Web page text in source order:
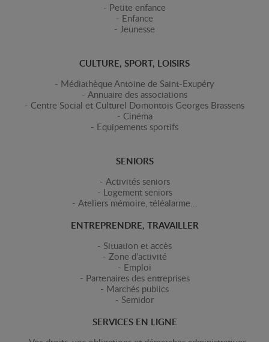
Petite enfance
Enfance
Jeunesse
CULTURE, SPORT, LOISIRS
Médiathèque Antoine de Saint-Exupéry
Annuaire des associations
Centre Social et Culturel Domontois Georges Brassens
Cinéma
Equipements sportifs
SENIORS
Activités seniors
Logement seniors
Ateliers mémoire, téléalarme...
ENTREPRENDRE, TRAVAILLER
Situation et accès
Zone d’activité
Emploi
Partenaires des entreprises
Marchés publics
Semidor
SERVICES EN LIGNE